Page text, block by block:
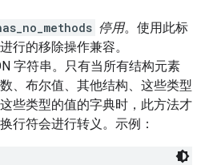
停用。使用此标
行的移除操作兼容。
字符串。只有当所有结构元素
、布尔值、其他结构、这些类型
些类型的值的字典时，此方法才
行符会进行转义。示例：